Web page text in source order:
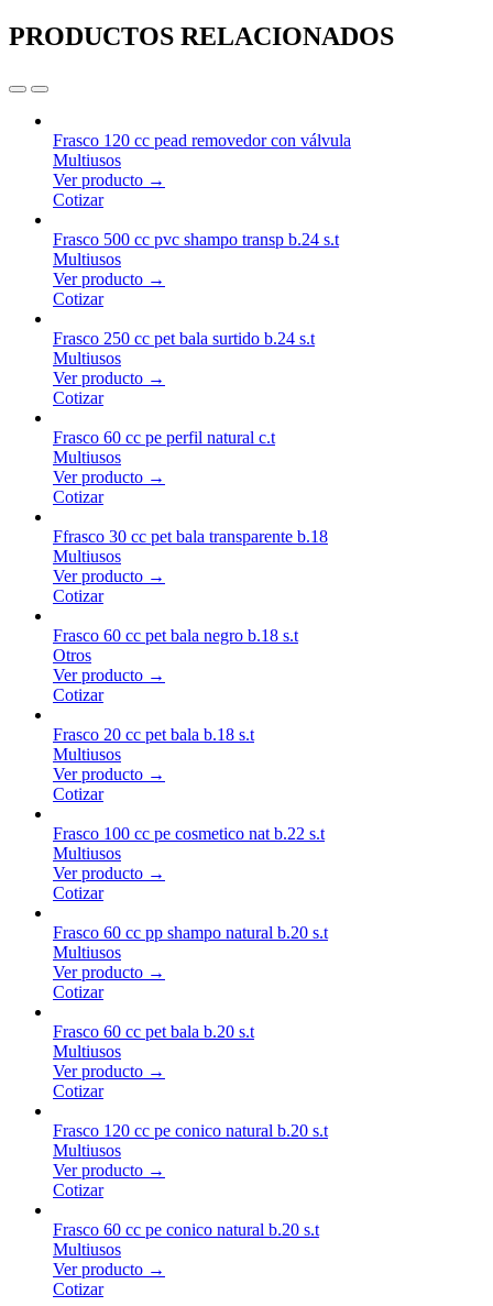
PRODUCTOS RELACIONADOS
Frasco 120 cc pead removedor con válvula
Multiusos
Ver producto →
Cotizar
Frasco 500 cc pvc shampo transp b.24 s.t
Multiusos
Ver producto →
Cotizar
Frasco 250 cc pet bala surtido b.24 s.t
Multiusos
Ver producto →
Cotizar
Frasco 60 cc pe perfil natural c.t
Multiusos
Ver producto →
Cotizar
Ffrasco 30 cc pet bala transparente b.18
Multiusos
Ver producto →
Cotizar
Frasco 60 cc pet bala negro b.18 s.t
Otros
Ver producto →
Cotizar
Frasco 20 cc pet bala b.18 s.t
Multiusos
Ver producto →
Cotizar
Frasco 100 cc pe cosmetico nat b.22 s.t
Multiusos
Ver producto →
Cotizar
Frasco 60 cc pp shampo natural b.20 s.t
Multiusos
Ver producto →
Cotizar
Frasco 60 cc pet bala b.20 s.t
Multiusos
Ver producto →
Cotizar
Frasco 120 cc pe conico natural b.20 s.t
Multiusos
Ver producto →
Cotizar
Frasco 60 cc pe conico natural b.20 s.t
Multiusos
Ver producto →
Cotizar